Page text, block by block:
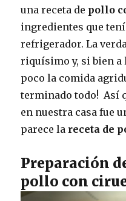
una receta de pollo
ingredientes que
refrigerador. La
riquísimo y, si bien a
poco la comida
terminado todo! Así
en nuestra casa fue
parece la receta de
Preparación
pollo con